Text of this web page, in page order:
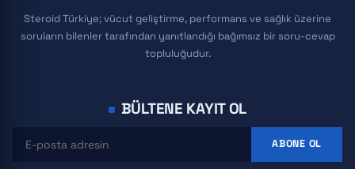
Steroid Türkiye; vücut geliştirme, performans ve sağlık üzerine
soruların bilenler tarafından yanıtlandığı bağımsız bir soru-cevap
topluluğudur.
BÜLTENE KAYIT OL
ABONE OL